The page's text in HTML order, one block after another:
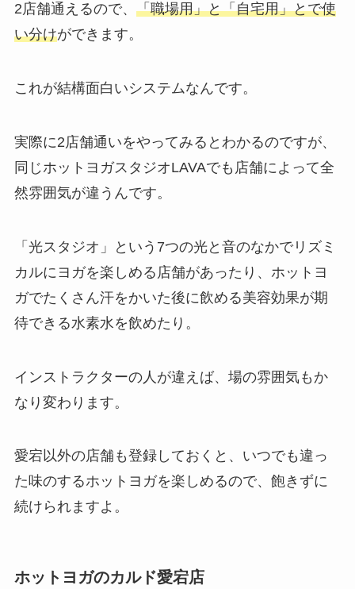
2店舗通えるので、 「職場用」と「自宅用」とで使
い分けができます。
これが結構面白いシステムなんです。
実際に2店舗通いをやってみるとわかるのですが、
同じホットヨガスタジオLAVAでも店舗によって全
然雰囲気が違うんです。
「光スタジオ」
という7つの光と音のなかでリズミ
カルにヨガを楽しめる店舗があったり、ホットヨ
ガでたくさん汗をかいた後に飲める美容効果が期
待できる水素水を飲めたり。
インストラクターの人が違えば、場の雰囲気もか
なり変わります。
愛宕以外の店舗も登録しておくと、いつでも違っ
た味のするホットヨガを楽しめるので、飽きずに
続けられますよ。
ホットヨガのカルド愛宕店